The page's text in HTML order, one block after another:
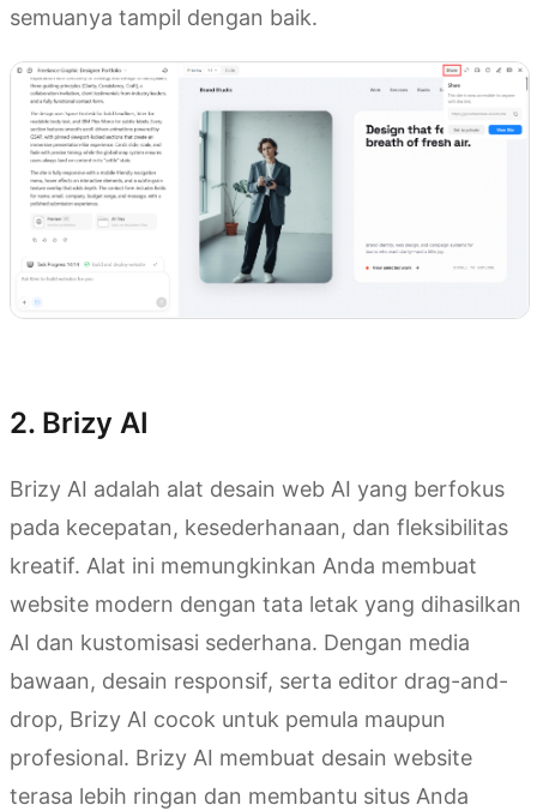
semuanya tampil dengan baik.
2. Brizy AI
Brizy AI adalah alat desain web AI yang berfokus
pada kecepatan, kesederhanaan, dan fleksibilitas
kreatif. Alat ini memungkinkan Anda membuat
website modern dengan tata letak yang dihasilkan
AI dan kustomisasi sederhana. Dengan media
bawaan, desain responsif, serta editor drag-and-
drop, Brizy AI cocok untuk pemula maupun
profesional. Brizy AI membuat desain website
terasa lebih ringan dan membantu situs Anda